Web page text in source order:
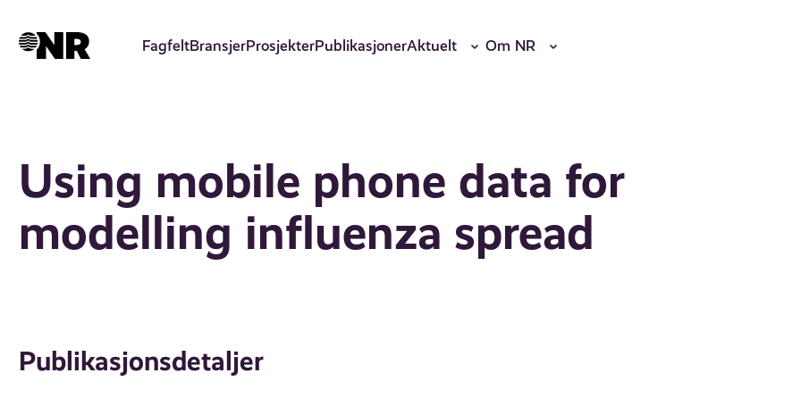
hovedinnhold
FagfeltBransjerProsjekterPublikasjonerAktuelt Om NR
Using mobile phone data for
modelling influenza spread
Publikasjonsdetaljer